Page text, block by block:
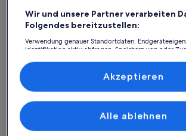
Wir und unsere Partner verarbeiten
Folgendes bereitzustellen:
Verwendung genauer Standortdaten.
Identifikation aktiv abfragen. Speichern von oder
Inhalte, Messung von Werbeleistung und der
Zielgruppenforschung sowie Entwicklung und
Liste der Partner (Lieferanten)
Alle ablehnen
Akzeptieren